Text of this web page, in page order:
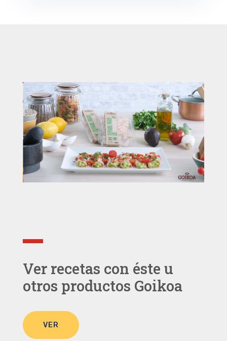
Ver recetas con éste u
otros productos Goikoa
VER